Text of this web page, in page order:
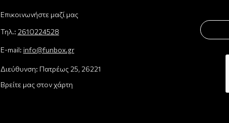
Επικοινωνήστε μαζί μας
Τηλ.: 2610224528
E-mail: info@funbox.gr
Διεύθυνση: Πατρέως 25, 26221
Βρείτε μας στον χάρτη